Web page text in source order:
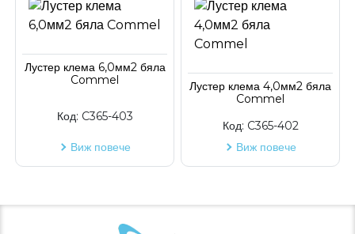
Лустер клема 6,0мм2 бяла
Commel
Код: C365-403
Виж повече
Лустер клема 4,0мм2 бяла
Commel
Код: C365-402
Виж повече